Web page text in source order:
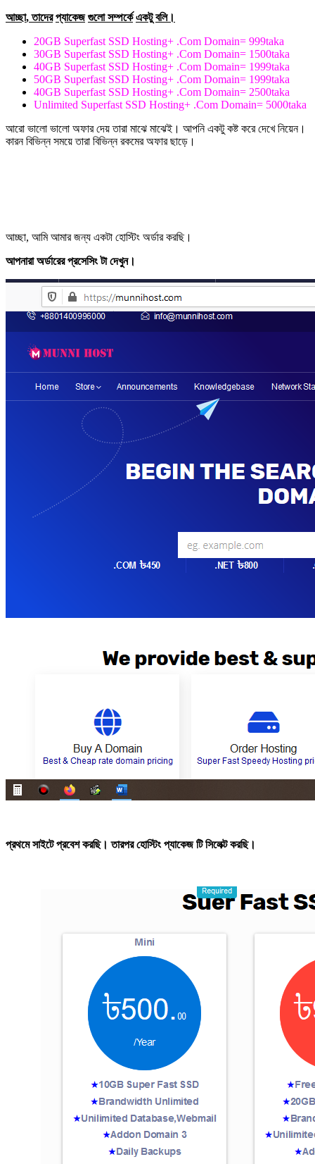
আচ্ছা,তাদের প্যাকেজ গুলো সম্পর্কে একটু বলি।
20GB Superfast SSD Hosting+ .Com Domain= 999taka
30GB Superfast SSD Hosting+ .Com Domain= 1500taka
40GB Superfast SSD Hosting+ .Com Domain= 1999taka
50GB Superfast SSD Hosting+ .Com Domain= 1999taka
40GB Superfast SSD Hosting+ .Com Domain= 2500taka
Unlimited Superfast SSD Hosting+ .Com Domain= 5000taka
আরো ভালো ভালো অফার দেয় তারা মাঝে মাঝেই। আপনি একটু কষ্ট করে দেখে নিয়েন।
কারন বিভিন্ন সময়ে তারা বিভিন্ন রকমের অফার ছাড়ে।
আচ্ছা, আমি আমার জন্য একটা হোস্টিং অর্ডার করছি।
আপনারা অর্ডারের প্রসেসিং টা দেখুন।
প্রথমে সাইটে প্রবেশ করছি। তারপর হোস্টিং প্যাকেজ টি সিলেক্ট করছি।